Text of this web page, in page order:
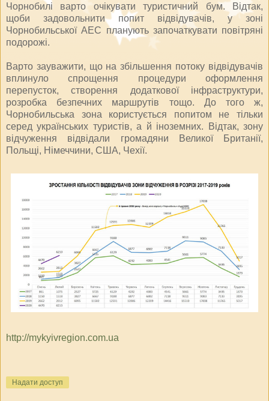
Чорнобилі варто очікувати туристичний бум. Відтак,
щоби задовольнити попит відвідувачів, у зоні
Чорнобильської АЕС планують започаткувати повітряні
подорожі.
Варто зауважити, що на збільшення потоку відвідувачів
вплинуло спрощення процедури оформлення
перепусток, створення додаткової інфраструктури,
розробка безпечних маршрутів тощо. До того ж,
Чорнобильська зона користується попитом не тільки
серед українських туристів, а й іноземних. Відтак, зону
відчуження відвідали громадяни Великої Британії,
Польщі, Німеччини, США, Чехії.
http://mykyivregion.com.ua
Надати доступ